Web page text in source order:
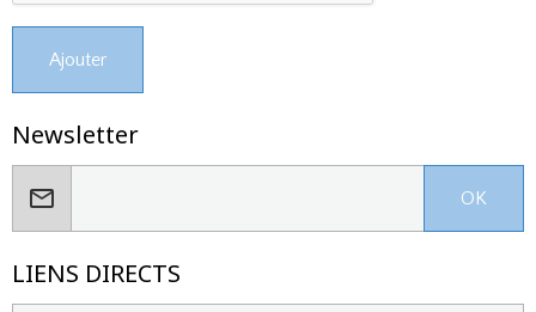
Ajouter
Newsletter
OK
LIENS DIRECTS